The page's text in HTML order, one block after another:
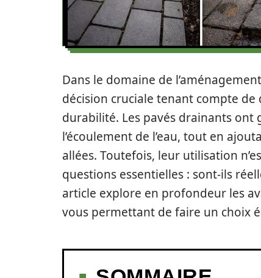
Dans le domaine de
décision cruciale tenant compte de
durabilité. Les pavés drainants
l’écoulement de l’eau, tout en
allées. Toutefois, leur utilisation
questions essentielles : sont-ils
article explore en profondeur les
vous permettant de faire un choix